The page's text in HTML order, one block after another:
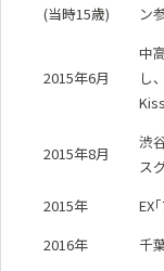
(当時15歳)
ン
2015年6月
中
し、
2015年8月
渋
ス
2015年
EX
2016年
千